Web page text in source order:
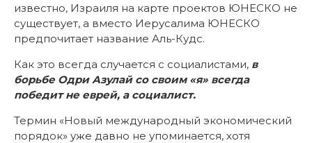
известно, Израиля на карте проектов ЮНЕСКО не
существует, а вместо Иерусалима ЮНЕСКО
предпочитает название Аль-Кудс.
Как это всегда случается с социалистами, в
борьбе Одри Азулай со своим «я» всегда
победит не еврей, а социалист.
Термин «Новый международный экономический
порядок» уже давно не упоминается, хотя